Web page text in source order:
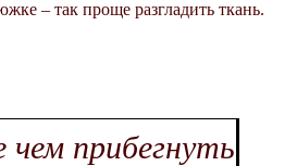
– так проще разгладить ткань.
прибегнуть